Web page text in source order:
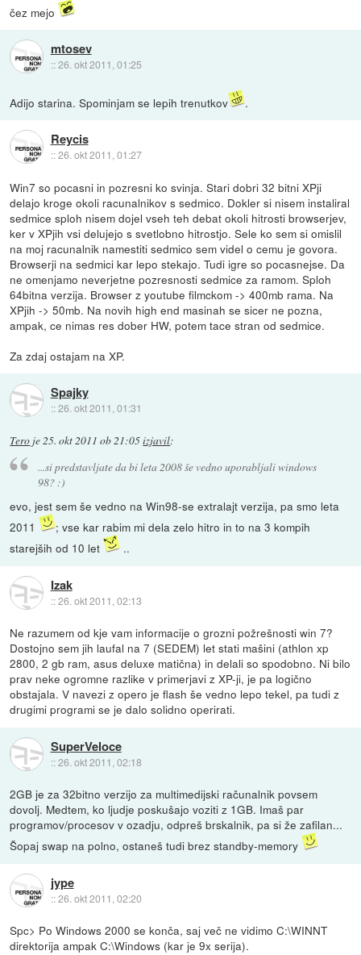
čez mejo
mtosev
::26. okt 2011, 01:25
Adijo starina. Spominjam se lepih trenutkov .
Reycis
::26. okt 2011, 01:27
Win7 so pocasni in pozresni ko svinja. Stari dobri 32 bitni XPji
delajo kroge okoli racunalnikov s sedmico. Dokler si nisem instaliral
sedmice sploh nisem dojel vseh teh debat okoli hitrosti browserjev,
ker v XPjih vsi delujejo s svetlobno hitrostjo. Sele ko sem si omislil
na moj racunalnik namestiti sedmico sem videl o cemu je govora.
Browserji na sedmici kar lepo stekajo. Tudi igre so pocasnejse. Da
ne omenjamo neverjetne pozresnosti sedmice za ramom. Sploh
64bitna verzija. Browser z youtube filmckom -> 400mb rama. Na
XPjih -> 50mb. Na novih high end masinah se sicer ne pozna,
ampak, ce nimas res dober HW, potem tace stran od sedmice.
Za zdaj ostajam na XP.
Spajky
::26. okt 2011, 01:31
Tero je25. okt 2011 ob 21:05izjavil:
...si predstavljate da bi leta 2008 še vedno uporabljali windows
98? :)
evo, jest sem še vedno na Win98-se extralajt verzija, pa smo leta
2011
; vse kar rabim mi dela zelo hitro in to na 3 kompih
starejših od 10 let
..
Izak
::26. okt 2011, 02:13
Ne razumem od kje vam informacije o grozni požrešnosti win 7?
Dostojno sem jih laufal na 7 (SEDEM) let stati mašini (athlon xp
2800, 2 gb ram, asus deluxe matična) in delali so spodobno. Ni bilo
prav neke ogromne razlike v primerjavi z XP-ji, je pa logično
obstajala. V navezi z opero je flash še vedno lepo tekel, pa tudi z
drugimi programi se je dalo solidno operirati.
SuperVeloce
::26. okt 2011, 02:18
2GB je za 32bitno verzijo za multimedijski računalnik povsem
dovolj. Medtem, ko ljudje poskušajo voziti z 1GB. Imaš par
programov/procesov v ozadju, odpreš brskalnik, pa si že zafilan...
Šopaj swap na polno, ostaneš tudi brez standby-memory
jype
::26. okt 2011, 02:20
Spc> Po Windows 2000 se konča, saj več ne vidimo C:\WINNT
direktorija ampak C:\Windows (kar je 9x serija).